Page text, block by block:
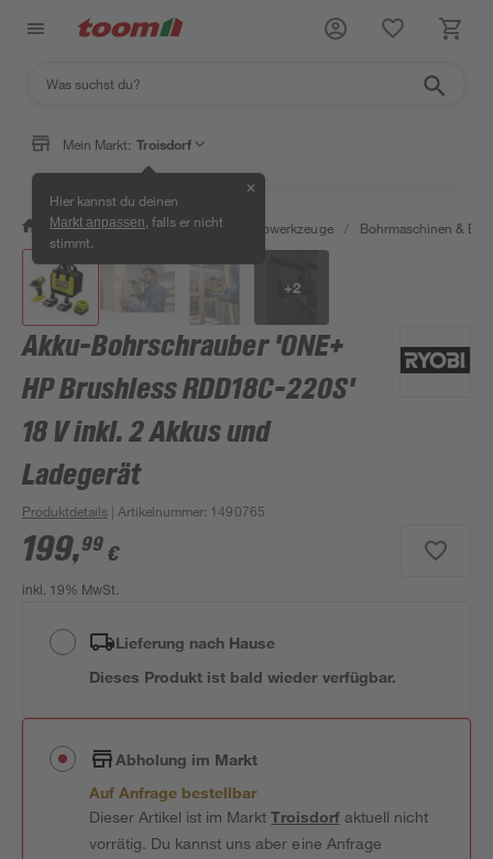
Mein Markt: Troisdorf
Hier kannst du deinen
Markt anpassen , falls er nicht
stimmt.
✕
/ Werkstatt & Maschinen / Elektrowerkzeuge / Bohrmaschinen &
+2
Akku-Bohrschrauber 'ONE+
HP Brushless RDD18C-220S'
18 V inkl. 2 Akkus und
Ladegerät
Produktdetails | Artikelnummer: 1490765
199,99 €
inkl. 19% MwSt.
Lieferung nach Hause
Dieses Produkt ist bald wieder verfügbar.
Abholung im Markt
Auf Anfrage bestellbar
Dieser Artikel ist im MarktTroisdorfaktuell nicht
vorrätig. Du kannst uns aber eine Anfrage